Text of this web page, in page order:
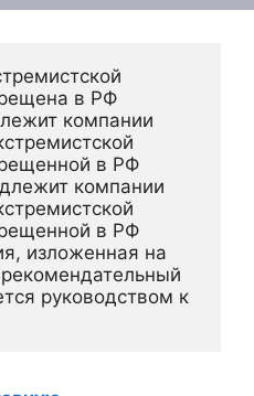
в РФ
компании
в РФ
компании
в РФ
изложенная на
рекомендательный
руководством к